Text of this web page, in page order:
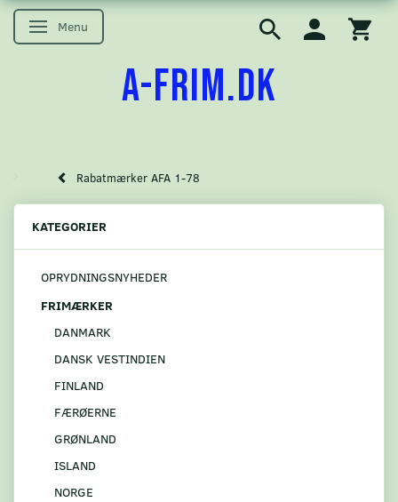
Skifte navigation
Menu
A-FRIM.DK
Rabatmærker AFA 1-78
KATEGORIER
OPRYDNINGSNYHEDER
FRIMÆRKER
DANMARK
DANSK VESTINDIEN
FINLAND
FÆRØERNE
GRØNLAND
ISLAND
NORGE